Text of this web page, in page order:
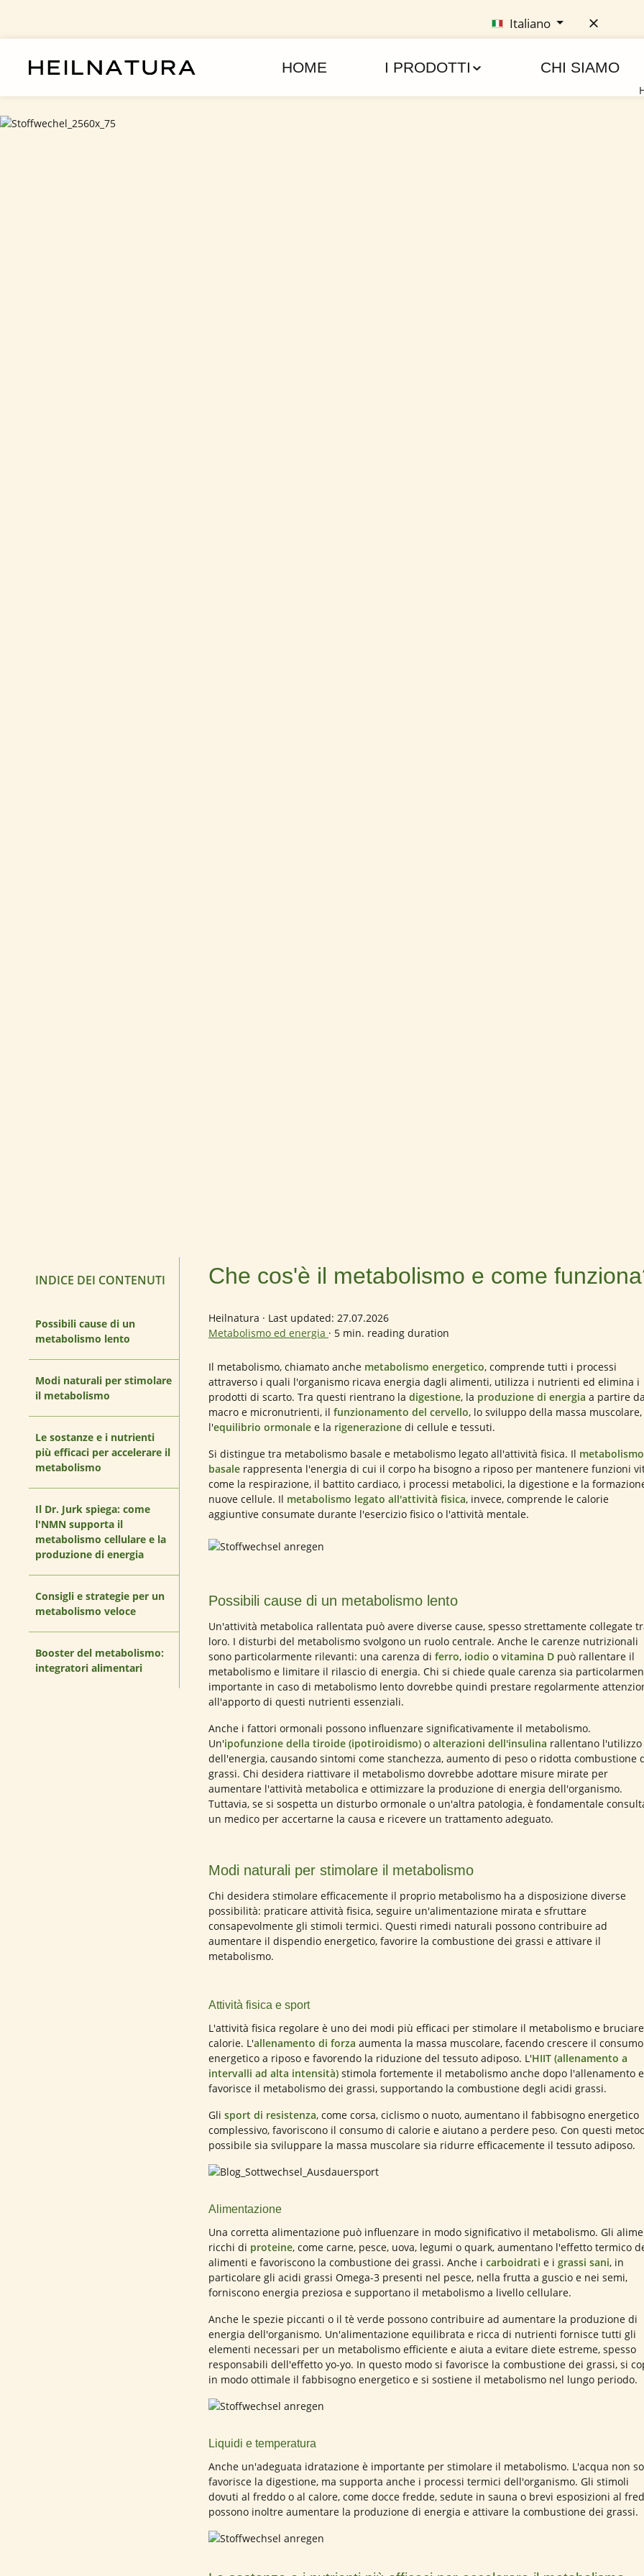
Italiano
HOME I PRODOTTI CHI SIAMO
INDICE DEI CONTENUTI
Possibili cause di un
metabolismo lento
Modi naturali per stimolare
il metabolismo
Le sostanze e i nutrienti
più efficaci per accelerare il
metabolismo
Il Dr. Jurk spiega: come
l'NMN supporta il
metabolismo cellulare e la
produzione di energia
Consigli e strategie per un
metabolismo veloce
Booster del metabolismo:
integratori alimentari
Che cos'è il metabolismo e come
Heilnatura · Last updated: 27.07.2026
Metabolismo ed energia · 5 min. reading duration
Il metabolismo, chiamato anche metabolismo energetico, comprende tutti i processi
attraverso i quali l'organismo ricava energia dagli alimenti, utilizza i nutrienti ed elimina i
prodotti di scarto. Tra questi rientrano la digestione, la produzione di energia a partire
macro e micronutrienti, il funzionamento del cervello, lo sviluppo della massa muscolare,
l'equilibrio ormonale e la rigenerazione di cellule e tessuti.
Si distingue tra metabolismo basale e metabolismo legato all'attività fisica. Il metabolismo
basale rappresenta l'energia di cui il corpo ha bisogno a riposo per mantenere funzioni
come la respirazione, il battito cardiaco, i processi metabolici, la digestione e la
nuove cellule. Il metabolismo legato all'attività fisica, invece, comprende le calorie
aggiuntive consumate durante l'esercizio fisico o l'attività mentale.
Possibili cause di un metabolismo lento
Un'attività metabolica rallentata può avere diverse cause, spesso strettamente collegate
loro. I disturbi del metabolismo svolgono un ruolo centrale. Anche le carenze nutrizionali
sono particolarmente rilevanti: una carenza di ferro, iodio o vitamina D può rallentare il
metabolismo e limitare il rilascio di energia. Chi si chiede quale carenza sia
importante in caso di metabolismo lento dovrebbe quindi prestare regolarmente
all'apporto di questi nutrienti essenziali.
Anche i fattori ormonali possono influenzare significativamente il metabolismo.
Un'ipofunzione della tiroide (ipotiroidismo) o alterazioni dell'insulina rallentano l'utilizzo
dell'energia, causando sintomi come stanchezza, aumento di peso o ridotta combustione
grassi. Chi desidera riattivare il metabolismo dovrebbe adottare misure mirate per
aumentare l'attività metabolica e ottimizzare la produzione di energia dell'organismo.
Tuttavia, se si sospetta un disturbo ormonale o un'altra patologia, è fondamentale
un medico per accertarne la causa e ricevere un trattamento adeguato.
Modi naturali per stimolare il metabolismo
Chi desidera stimolare efficacemente il proprio metabolismo ha a disposizione diverse
possibilità: praticare attività fisica, seguire un'alimentazione mirata e sfruttare
consapevolmente gli stimoli termici. Questi rimedi naturali possono contribuire ad
aumentare il dispendio energetico, favorire la combustione dei grassi e attivare il
metabolismo.
Attività fisica e sport
L'attività fisica regolare è uno dei modi più efficaci per stimolare il metabolismo e bruciare
calorie. L'allenamento di forza aumenta la massa muscolare, facendo crescere il consumo
energetico a riposo e favorendo la riduzione del tessuto adiposo. L'HIIT (allenamento a
intervalli ad alta intensità) stimola fortemente il metabolismo anche dopo l'allenamento e
favorisce il metabolismo dei grassi, supportando la combustione degli acidi grassi.
Gli sport di resistenza, come corsa, ciclismo o nuoto, aumentano il fabbisogno energetico
complessivo, favoriscono il consumo di calorie e aiutano a perdere peso. Con questi
possibile sia sviluppare la massa muscolare sia ridurre efficacemente il tessuto adiposo.
Alimentazione
Una corretta alimentazione può influenzare in modo significativo il metabolismo. Gli
ricchi di proteine, come carne, pesce, uova, legumi o quark, aumentano l'effetto termico
alimenti e favoriscono la combustione dei grassi. Anche i carboidrati e i grassi sani, in
particolare gli acidi grassi Omega-3 presenti nel pesce, nella frutta a guscio e nei semi,
forniscono energia preziosa e supportano il metabolismo a livello cellulare.
Anche le spezie piccanti o il tè verde possono contribuire ad aumentare la produzione di
energia dell'organismo. Un'alimentazione equilibrata e ricca di nutrienti fornisce tutti gli
elementi necessari per un metabolismo efficiente e aiuta a evitare diete estreme, spesso
responsabili dell'effetto yo-yo. In questo modo si favorisce la combustione dei grassi, si
in modo ottimale il fabbisogno energetico e si sostiene il metabolismo nel lungo periodo.
Liquidi e temperatura
Anche un'adeguata idratazione è importante per stimolare il metabolismo. L'acqua non
favorisce la digestione, ma supporta anche i processi termici dell'organismo. Gli stimoli
dovuti al freddo o al calore, come docce fredde, sedute in sauna o brevi esposizioni al
possono inoltre aumentare la produzione di energia e attivare la combustione dei grassi.